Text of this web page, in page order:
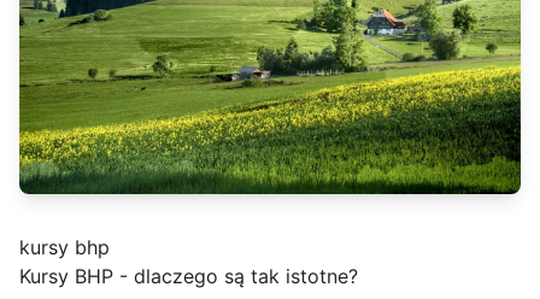
kursy bhp
Kursy BHP - dlaczego są tak istotne?